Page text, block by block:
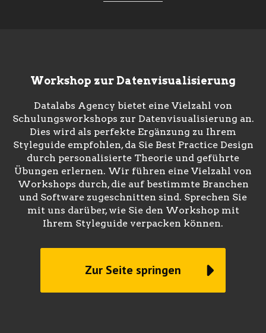
Workshop zur Datenvisualisierung
Datalabs Agency bietet eine Vielzahl von
Schulungsworkshops zur Datenvisualisierung an.
Dies wird als perfekte Ergänzung zu Ihrem
Styleguide empfohlen, da Sie Best Practice Design
durch personalisierte Theorie und geführte
Übungen erlernen. Wir führen eine Vielzahl von
Workshops durch, die auf bestimmte Branchen
und Software zugeschnitten sind. Sprechen Sie
mit uns darüber, wie Sie den Workshop mit
Ihrem Styleguide verpacken können.
Zur Seite springen